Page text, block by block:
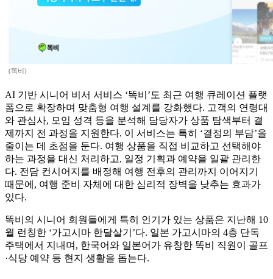
(똑비)
AI 기반 시니어 비서 서비스 ‘똑비’도 최근 여행 큐레이션 플랫
폼으로 확장하며 맞춤형 여행 설계를 강화했다. 고객의 연령대
와 관심사, 모임 성격 등을 분석해 담당자가 상품 탐색부터 결
제까지 전 과정을 지원한다. 이 서비스는 특히 ‘결정의 부담’을
줄이는 데 초점을 둔다. 여행 상품을 직접 비교하고 선택해야
하는 과정을 대신 처리하고, 일정 기획과 예약을 일괄 관리한
다. 전담 컨시어지를 배정해 여행 전후의 관리까지 이어지기
때문에, 여행 준비 자체에 대한 심리적 장벽을 낮추는 효과가
있다.
똑비의 시니어 회원들에게 특히 인기가 있는 상품은 지난해 10
월 런칭한 ‘가고시마 한달살기’다. 일본 가고시마의 4층 단독
주택에서 지내며, 한국어와 일본어가 유창한 똑비 직원이 골프
·식당 예약 등 현지 생활을 돕는다.